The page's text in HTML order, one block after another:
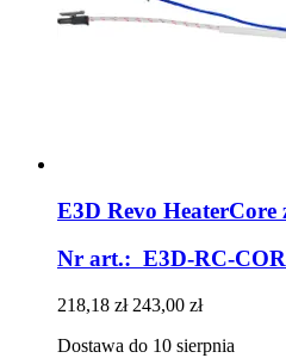
E3D Revo HeaterCore
Nr art.: E3D-RC-
218,18 zł 243,00 zł
Dostawa do 10 sierpnia